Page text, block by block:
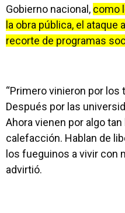
Gobierno nacional, como
la obra pública, el ataque
recorte de programas
“Primero vinieron por
Después por las
Ahora vienen por algo
calefacción. Hablan de
los fueguinos a vivir con
advirtió.